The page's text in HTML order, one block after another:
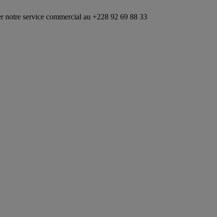
commercial au +228 92 69 88 33